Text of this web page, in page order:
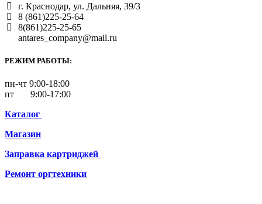
г. Краснодар, ул. Дальняя, 39/3
8 (861)225-25-64
8(861)225-25-65
antares_company@mail.ru
РЕЖИМ РАБОТЫ:
пн-чт 9:00-18:00
пт 9:00-17:00
Каталог
Магазин
Заправка картриджей
Ремонт оргтехники